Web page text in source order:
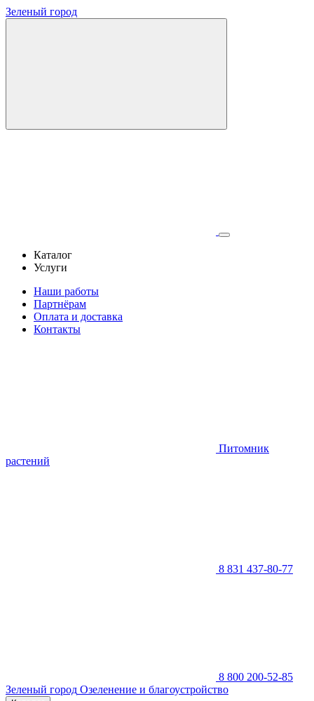
Зеленый город
Каталог
Услуги
Наши работы
Партнёрам
Оплата и доставка
Контакты
Питомник
растений
8 831 437-80-77
8 800 200-52-85
Зеленый город Озеленение и благоустройство